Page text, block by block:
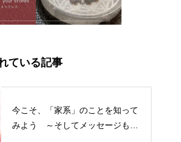
ている記事
今こそ、「家系」のことを知って
みよう ～そしてメッセージもも